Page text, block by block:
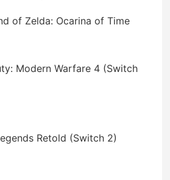
of Zelda: Ocarina of Time
Modern Warfare 4 (Switch
Retold (Switch 2)